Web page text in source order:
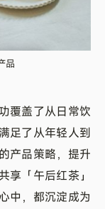
品
覆盖了从日常饮
足了从年轻人到
产品策略，提升
享「午后红茶」
中，都沉淀成为